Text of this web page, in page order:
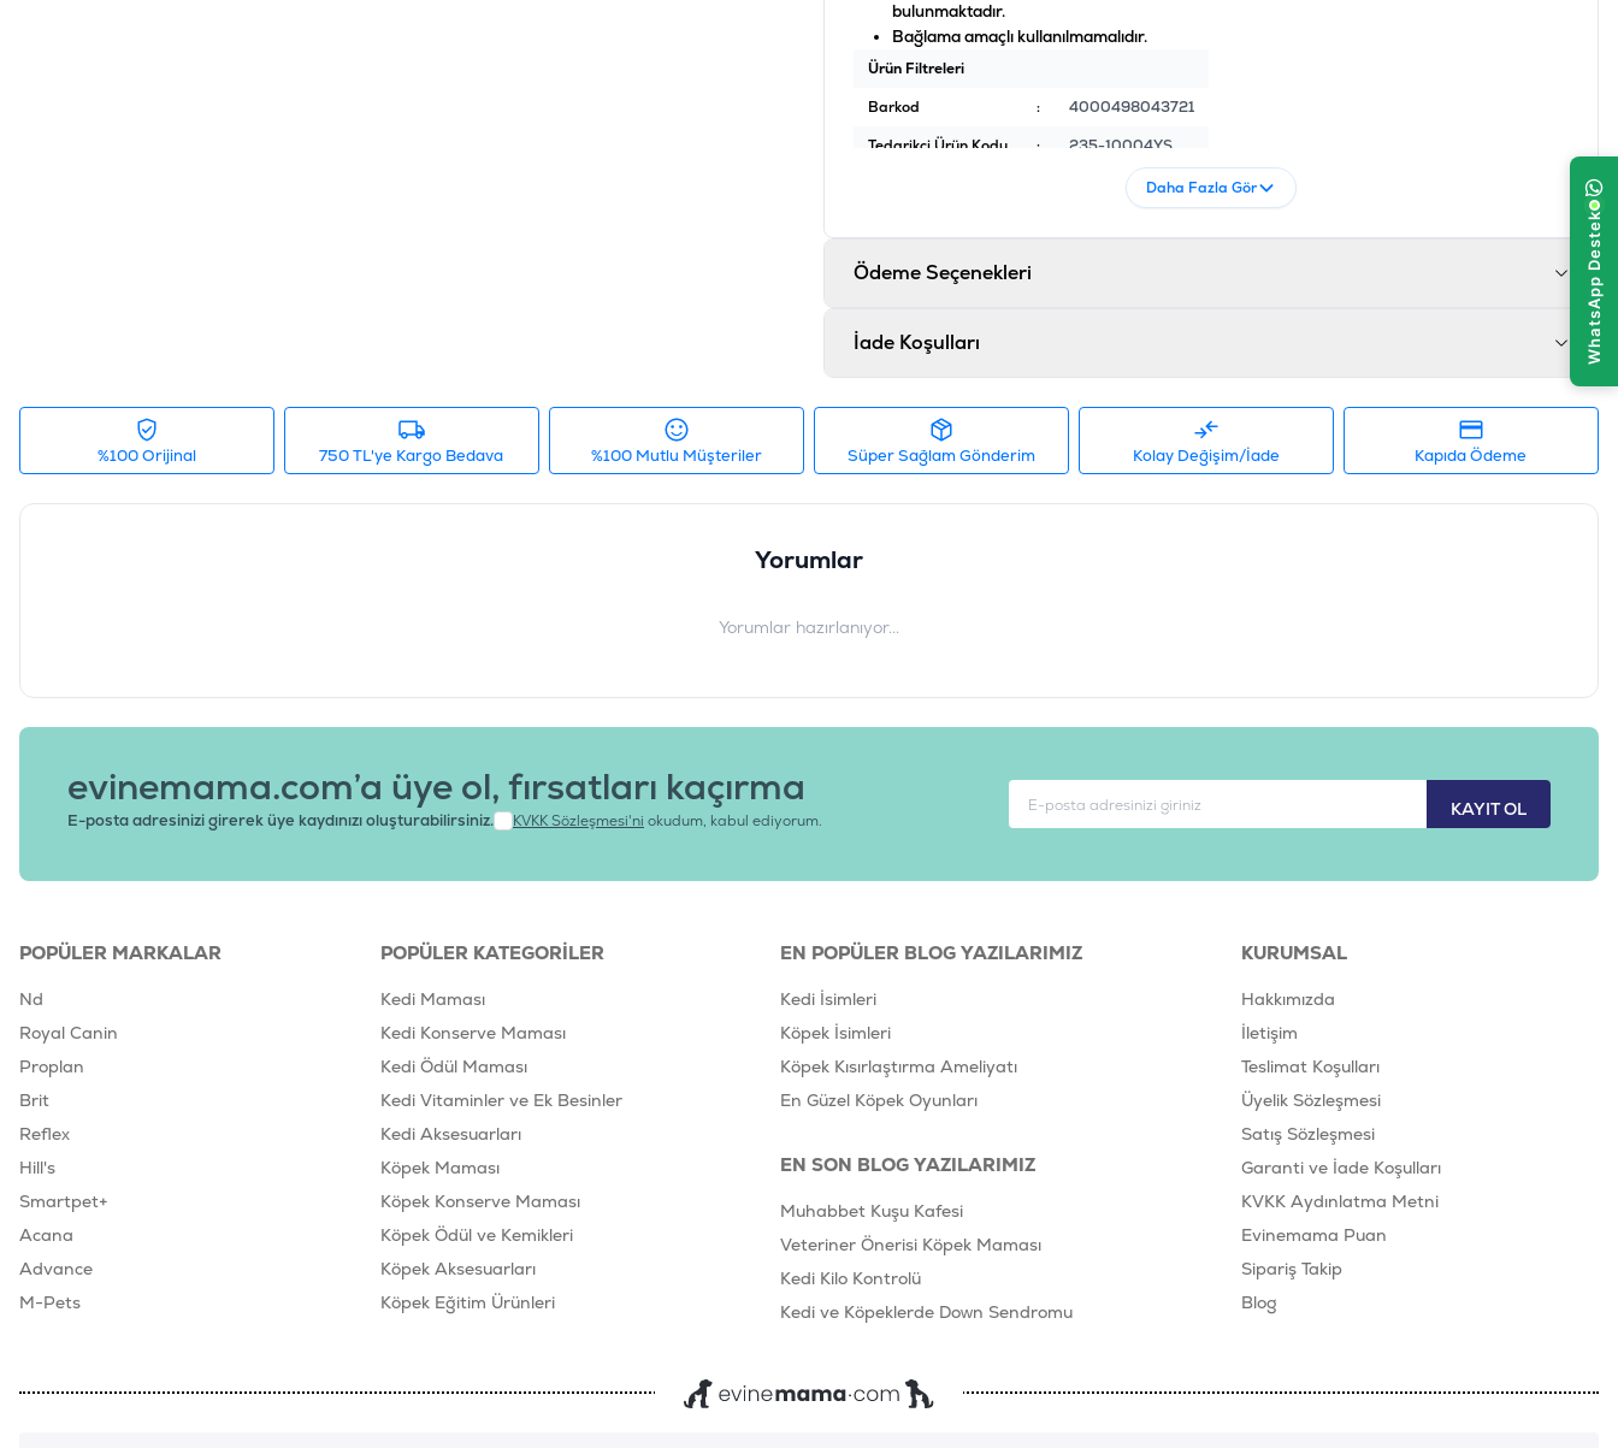
bulunmaktadır.
Bağlama amaçlı kullanılmamalıdır.
Ürün Filtreleri
Barkod
:
4000498043721
Tedarikçi Ürün Kodu
: 235-10004YS
Daha Fazla Gör
Ödeme Seçenekleri
İade Koşulları
%100 Orijinal 750 TL'ye Kargo Bedava %100 Mutlu Müşteriler Süper Sağlam Gönderim Kolay Değişim/İade Kapıda Ödeme
Yorumlar
Yorumlar hazırlanıyor...
KAYIT OL
evinemama.com’a üye ol, fırsatları kaçırma
E-posta adresinizi girerek üye kaydınızı oluşturabilirsiniz. KVKK Sözleşmesi'ni okudum, kabul ediyorum.
POPÜLER MARKALAR
Nd
Royal Canin
Proplan
Brit
Reflex
Hill's
Smartpet+
Acana
Advance
M-Pets
POPÜLER KATEGORILER
Kedi Maması
Kedi Konserve Maması
Kedi Ödül Maması
Kedi Vitaminler ve Ek Besinler
Kedi Aksesuarları
Köpek Maması
Köpek Konserve Maması
Köpek Ödül ve Kemikleri
Köpek Aksesuarları
Köpek Eğitim Ürünleri
EN POPÜLER BLOG YAZILARIMIZ
Kedi İsimleri
Köpek İsimleri
Köpek Kısırlaştırma Ameliyatı
En Güzel Köpek Oyunları
EN SON BLOG YAZILARIMIZ
Muhabbet Kuşu Kafesi
Veteriner Önerisi Köpek Maması
Kedi Kilo Kontrolü
Kedi ve Köpeklerde Down Sendromu
KURUMSAL
Hakkımızda
İletişim
Teslimat Koşulları
Üyelik Sözleşmesi
Satış Sözleşmesi
Garanti ve İade Koşulları
KVKK Aydınlatma Metni
Evinemama Puan
Sipariş Takip
Blog